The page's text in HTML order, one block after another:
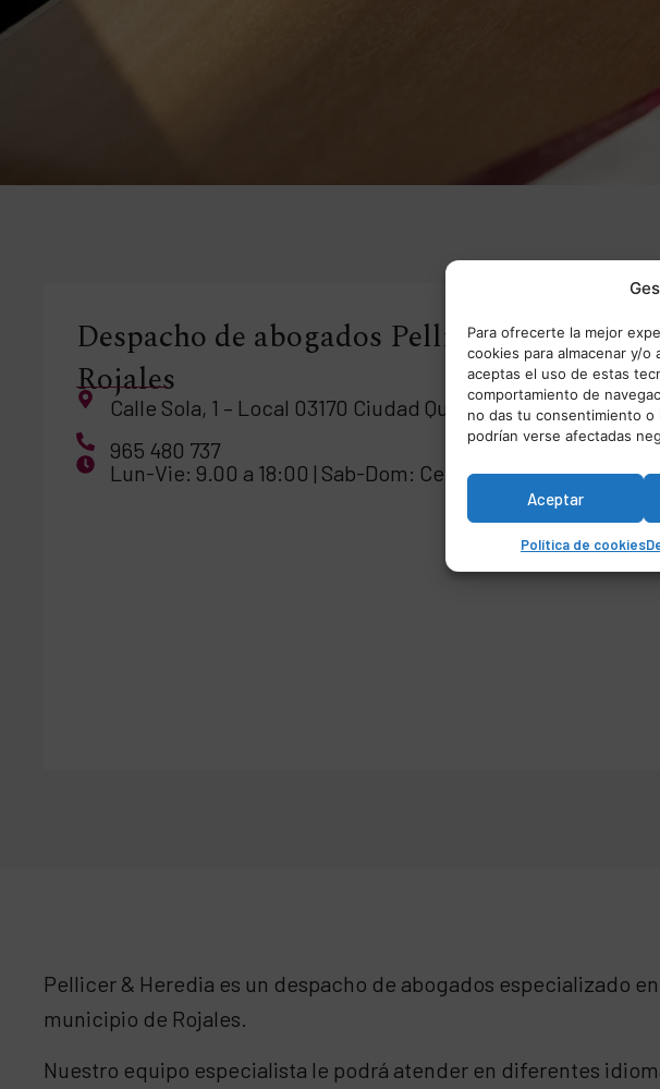
Para ofrecerte la mejor
cookies para almacenar y/
aceptas el uso de estas
comportamiento de
no das tu consentimiento
podrían verse afectadas
Aceptar
Política de cookies
Despacho de abogados Pellicer & Heredia
Rojales
Calle Sola, 1 – Local 03170 Ciudad Quesada, Rojales –
965 480 737
Lun-Vie: 9.00 a 18:00 | Sab-Dom: Cerrado
Pellicer & Heredia es un despacho de abogados especializado
municipio de Rojales.
Nuestro equipo especialista le podrá atender en diferentes